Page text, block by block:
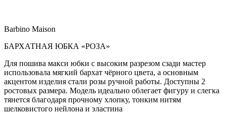
Barbino Maison
БАРХАТНАЯ ЮБКА «РОЗА»
Для пошива макси юбки с высоким разрезом сзади мастер
использовала мягкий бархат чёрного цвета, а основным
акцентом изделия стали розы ручной работы. Доступны 2
ростовых размера. Модель идеально облегает фигуру и слегка
тянется благодаря прочному хлопку, тонким нитям
шелковистого нейлона и эластина